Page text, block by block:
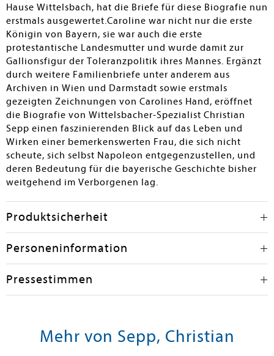
Inge Hagen
Hause Wittelsbach, hat die Briefe für diese Biografie nun
erstmals ausgewertet.Caroline war nicht nur die erste
Königin von Bayern, sie war auch die erste
protestantische Landesmutter und wurde damit zur
Gallionsfigur der Toleranzpolitik ihres Mannes. Ergänzt
durch weitere Familienbriefe unter anderem aus
Archiven in Wien und Darmstadt sowie erstmals
gezeigten Zeichnungen von Carolines Hand, eröffnet
die Biografie von Wittelsbacher-Spezialist Christian
Sepp einen faszinierenden Blick auf das Leben und
Wirken einer bemerkenswerten Frau, die sich nicht
scheute, sich selbst Napoleon entgegenzustellen, und
deren Bedeutung für die bayerische Geschichte bisher
weitgehend im Verborgenen lag.
Produktsicherheit
Personeninformation
Pressestimmen
Mehr von Sepp, Christian